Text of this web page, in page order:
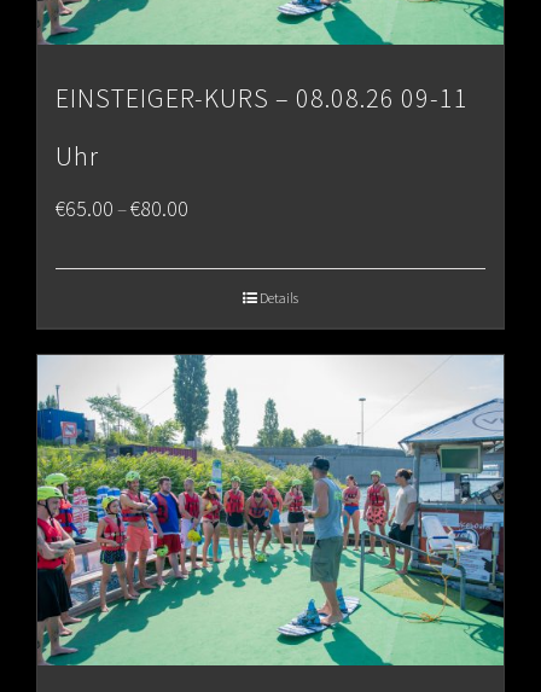
EINSTEIGER-KURS – 08.08.26 09-11
Uhr
€65.00–€80.00
€80.00
Details